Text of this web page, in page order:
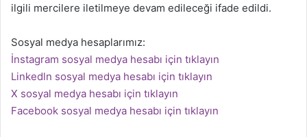
ilgili mercilere iletilmeye devam edileceği ifade edildi.
Sosyal medya hesaplarımız:
İnstagram sosyal medya hesabı için tıklayın
Linkedln sosyal medya hesabı için tıklayın
X sosyal medya hesabı için tıklayın
Facebook sosyal medya hesabı için tıklayın